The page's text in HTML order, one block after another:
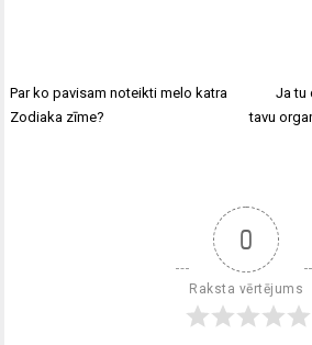
Par ko pavisam noteikti melo katra
Zodiaka zīme?
Ja tu
tavu
0
Raksta vērtējums